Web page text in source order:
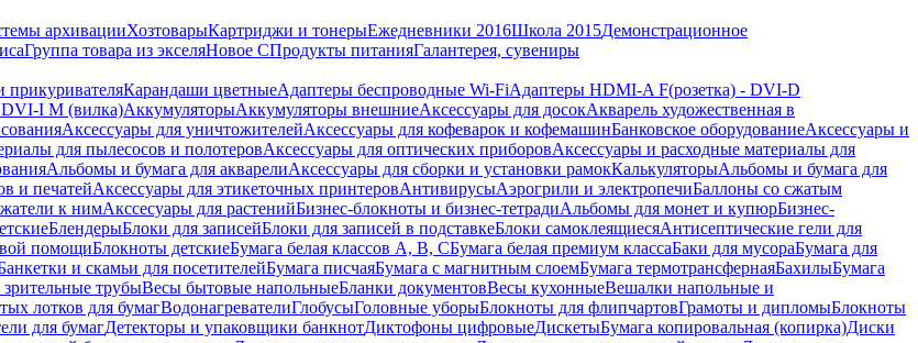
архивацииХозтоварыКартриджи и тонерыЕжедневники 2016Школа 2015Демонстрационное
Группа товара из экселяНовое СПродукты питанияГалантерея, сувениры
прикуривателяКарандаши цветныеАдаптеры беспроводные Wi-FiАдаптеры HDMI-A F(розетка) - DVI-D
I M (вилка)АккумуляторыАккумуляторы внешниеАксессуары для досокАкварель художественная в
Аксессуары для уничтожителейАксессуары для кофеварок и кофемашинБанковское оборудованиеАксессуары и
для пылесосов и полотеровАксессуары для оптических приборовАксессуары и расходные материалы для
Альбомы и бумага для акварелиАксессуары для сборки и установки рамокКалькуляторыАльбомы и бумага для
и печатейАксессуары для этикеточных принтеровАнтивирусыАэрогрили и электропечиБаллоны со сжатым
к нимАкссесуары для растенийБизнес-блокноты и бизнес-тетрадиАльбомы для монет и купюрБизнес-
БлендерыБлоки для записейБлоки для записей в подставкеБлоки самоклеящиесяАнтисептические гели для
помощиБлокноты детскиеБумага белая классов А, В, СБумага белая премиум классаБаки для мусораБумага для
и скамьи для посетителейБумага писчаяБумага с магнитным слоемБумага термотрансфернаяБахилыБумага
трубыВесы бытовые напольныеБланки документовВесы кухонныеВешалки напольные и
лотков для бумагВодонагревателиГлобусыГоловные уборыБлокноты для флипчартовГрамоты и дипломыБлокноты
для бумагДетекторы и упаковщики банкнотДиктофоны цифровыеДискетыБумага копировальная (копирка)Диски